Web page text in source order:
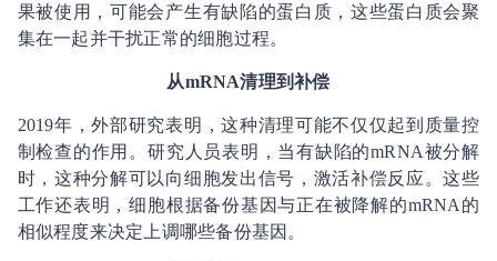
果被使用，可能会产生有缺陷的蛋白质，这些蛋白质会聚
集在一起并干扰正常的细胞过程。
从mRNA清理到补偿
2019年，外部研究表明，这种清理可能不仅仅起到质量控
制检查的作用。研究人员表明，当有缺陷的mRNA被分解
时，这种分解可以向细胞发出信号，激活补偿反应。这些
工作还表明，细胞根据备份基因与正在被降解的mRNA的
相似程度来决定上调哪些备份基因。